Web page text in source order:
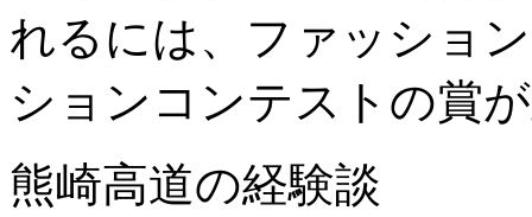
れるには、ファッショ
ションコンテストの賞
熊崎高道の経験談